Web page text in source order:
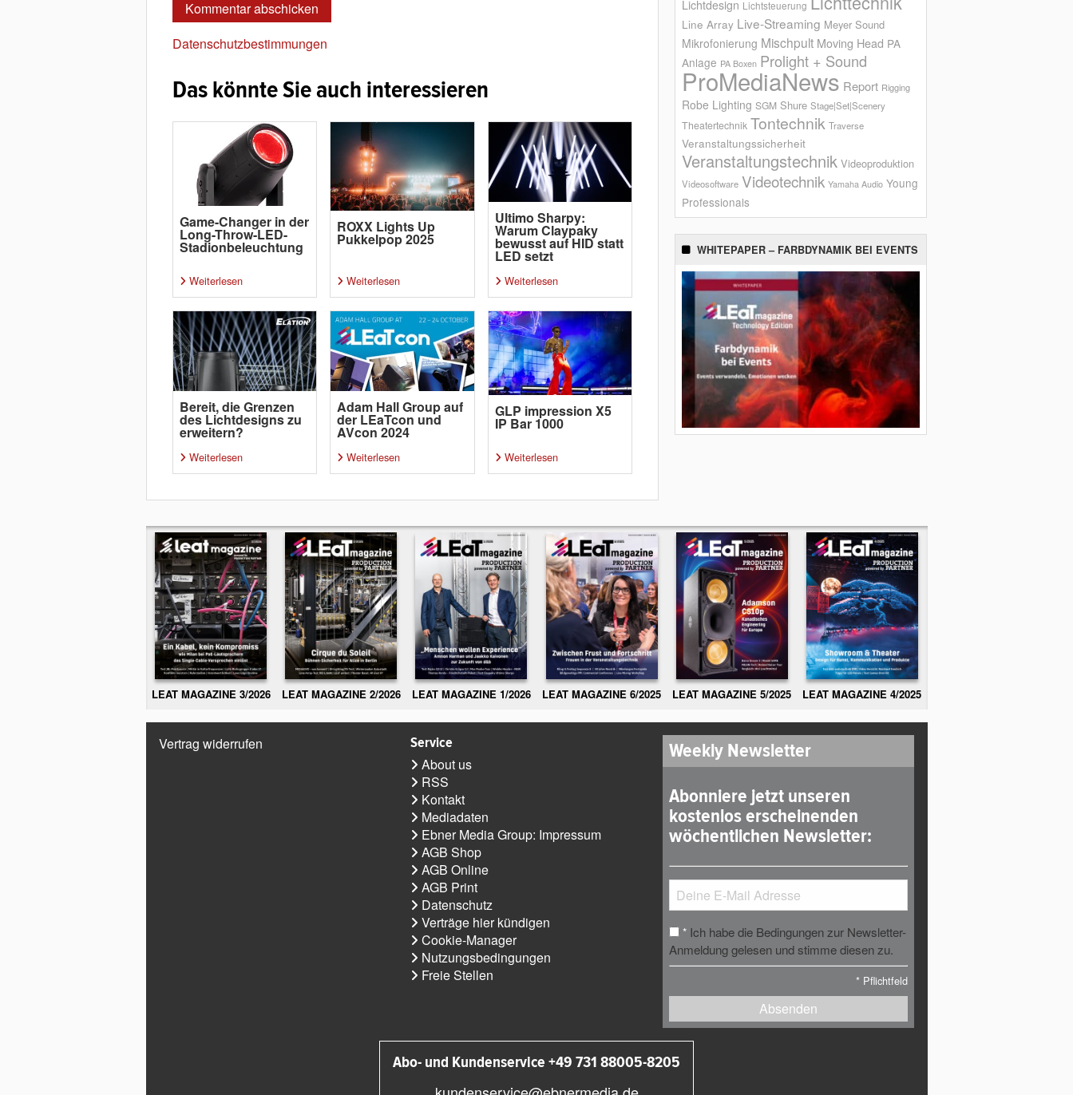
Datenschutzbestimmungen
Das könnte Sie auch interessieren
Game-Changer in der
Long-Throw-LED-
Stadionbeleuchtung
Weiterlesen
ROXX Lights Up
Pukkelpop 2025
Weiterlesen
Ultimo Sharpy:
Warum Claypaky
bewusst auf HID statt
LED setzt
Weiterlesen
Bereit, die Grenzen
des Lichtdesigns zu
erweitern?
Weiterlesen
Adam Hall Group auf
der LEaTcon und
AVcon 2024
Weiterlesen
GLP impression X5
IP Bar 1000
Weiterlesen
Lichtdesign Lichtsteuerung
Line Array Live-Streaming Meyer Sound
Mikrofonierung Mischpult Moving Head PA
Anlage PA Boxen Prolight + Sound
ProMediaNews Report Rigging
Robe Lighting SGM Shure Stage|Set|Scenery
Theatertechnik Tontechnik Traverse
Veranstaltungssicherheit
Veranstaltungstechnik Videoproduktion
Videosoftware Videotechnik Yamaha Audio Young
Professionals
WHITEPAPER – FARBDYNAMIK BEI EVENTS
LEAT MAGAZINE 3/2026 LEAT MAGAZINE 2/2026 LEAT MAGAZINE 1/2026 LEAT MAGAZINE 6/2025 LEAT MAGAZINE 5/2025 LEAT MAGAZINE 4/2025
Vertrag widerrufen Service
About us
RSS
Kontakt
Mediadaten
Ebner Media Group: Impressum
AGB Shop
AGB Online
AGB Print
Datenschutz
Verträge hier kündigen
Cookie-Manager
Nutzungsbedingungen
Freie Stellen
Weekly Newsletter
Abonniere jetzt unseren
kostenlos erscheinenden
wöchentlichen Newsletter:
* Ich habe die Bedingungen zur Newsletter-
Anmeldung gelesen und stimme diesen zu.
* Pflichtfeld
Absenden
Abo- und Kundenservice +49 731 88005-8205